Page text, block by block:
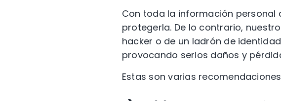
Con toda la información personal
protegerla. De lo contrario,
hacker o de un ladrón de
provocando serios daños y
Estas son varias